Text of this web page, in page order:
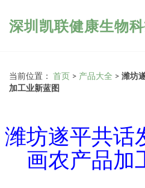
深圳凯联健康生物
当前位置： 首页 > 产品大全 > 潍坊
加工业新蓝图
潍坊遂平共话
画农产品加